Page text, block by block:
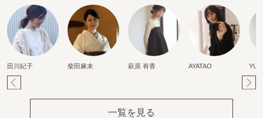
田川紀子 柴田麻未 萩原 有香 AYATAO
一覧を見る